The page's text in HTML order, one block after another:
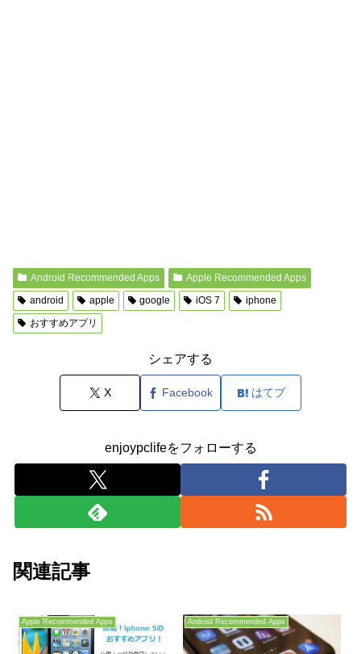
Android Recommended Apps
Apple Recommended Apps
android
apple google iOS 7
iphone
おすすめアプリ
シェアする
X Facebook はてブ
enjoypclifeをフォローする
関連記事
Apple Recommended Apps Android Recommended Apps